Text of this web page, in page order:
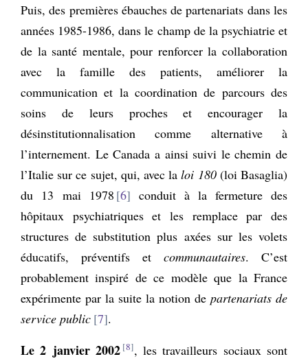
Puis, des premières ébauches de partenariats dans les
années 1985-1986, dans le champ de la psychiatrie et
de la santé mentale, pour renforcer la collaboration
avec la famille des patients, améliorer la
communication et la coordination de parcours des
soins de leurs proches et encourager la
désinstitutionnalisation comme alternative à
l’internement. Le Canada a ainsi suivi le chemin de
l’Italie sur ce sujet, qui, avec laloi 180 (loi Basaglia)
du 13 mai 1978 6
conduit à la fermeture des
hôpitaux psychiatriques et les remplace par des
structures de substitution plus axées sur les volets
éducatifs, préventifs et communautaires. C’est
probablement inspiré de ce modèle que la France
expérimente par la suite la notion de partenariats de
service public 7 .
Le 2 janvier 2002 8 , les travailleurs sociaux sont